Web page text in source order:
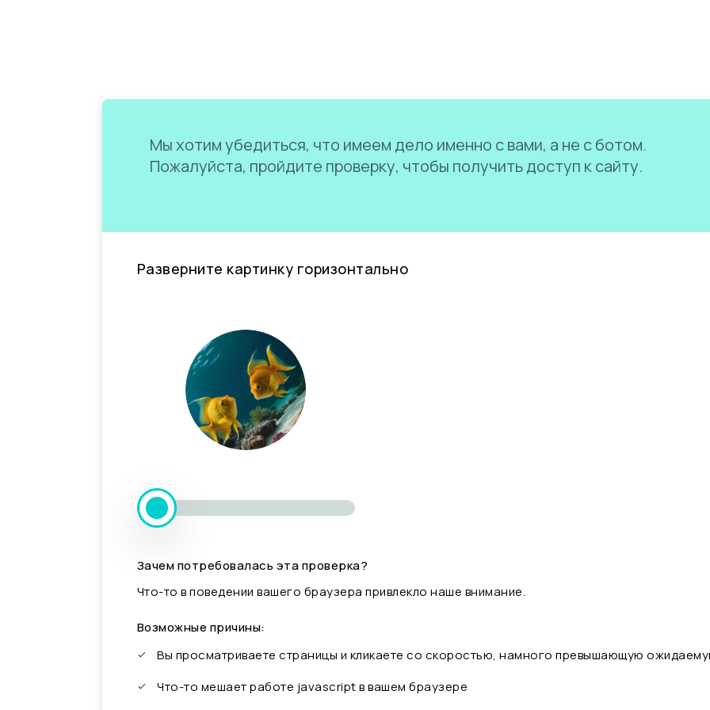
Мы хотим убедиться, что имеем дело именно с вами, а не с ботом.
Пожалуйста, пройдите проверку, чтобы получить доступ к сайту.
Разверните картинку горизонтально
Зачем потребовалась эта проверка?
Что-то в поведении вашего браузера привлекло наше внимание.
Возможные причины:
Вы просматриваете страницы и кликаете со скоростью, намного превышающую
Что-то мешает работе javascript в вашем браузере